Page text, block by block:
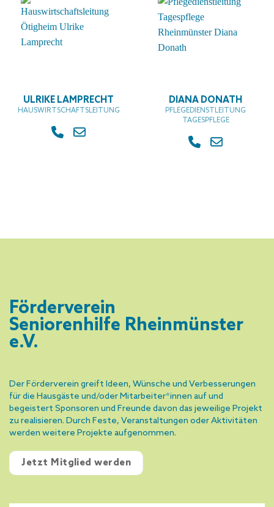
ULRIKE LAMPRECHT
HAUSWIRTSCHAFTSLEITUNG
DIANA DONATH
PFLEGEDIENSTLEITUNG
TAGESPFLEGE
Förderverein
Seniorenhilfe Rheinmünster
e.V.
Der Förderverein greift Ideen, Wünsche und Verbesserungen
für die Hausgäste und/oder Mitarbeiter*innen auf und
begeistert Sponsoren und Freunde davon das jeweilige Projekt
zu realisieren. Durch Feste, Veranstaltungen oder Aktivitäten
werden weitere Projekte aufgenommen.
Jetzt Mitglied werden